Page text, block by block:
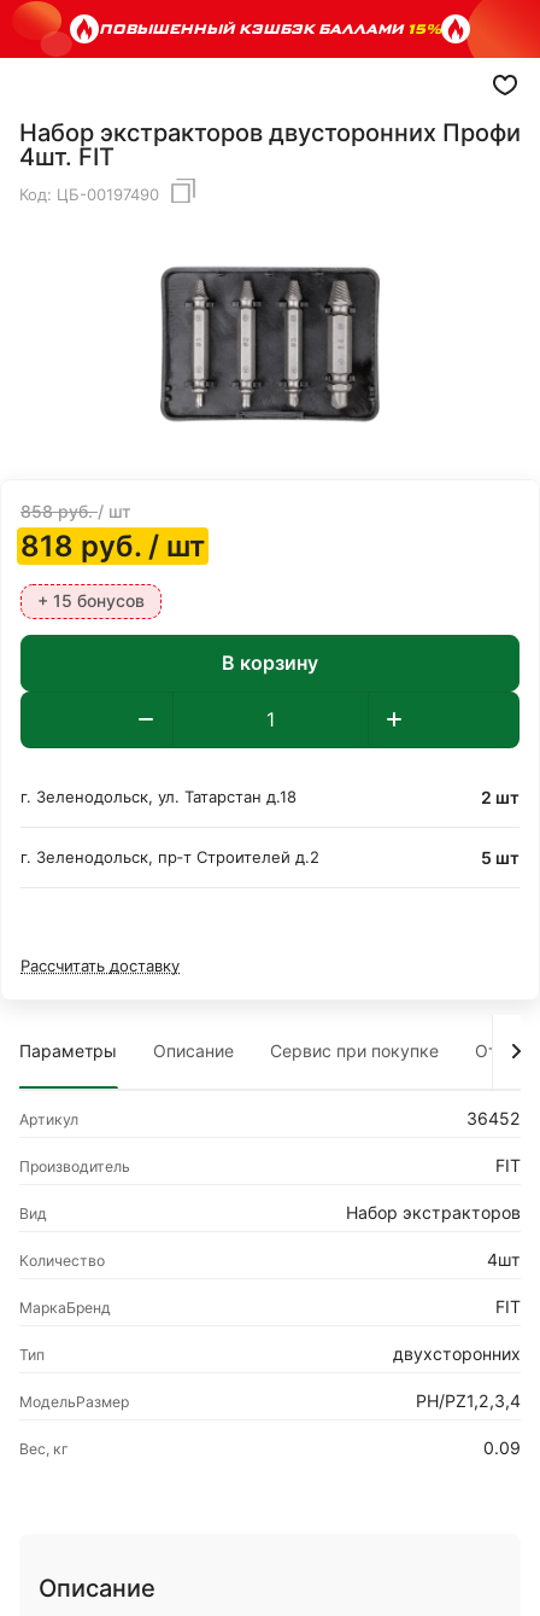
ПОВЫШЕННЫЙ КЭШБЭК БАЛЛАМИ15%
Набор экстракторов двусторонних Профи
4шт. FIT
Код: ЦБ-00197490
858руб. / шт
818 руб. / шт
+ 15 бонусов
В корзину
г. Зеленодольск, ул. Татарстан д.18 2 шт
г. Зеленодольск, пр‑т Строителей д.2 5 шт
Рассчитать доставку
Параметры Описание Сервис при покупке Отзывы
Артикул 36452
Производитель FIT
Вид Набор экстракторов
Количество 4шт
МаркаБренд FIT
Тип двухсторонних
МодельРазмер РН/PZ1,2,3,4
Вес, кг 0.09
Описание